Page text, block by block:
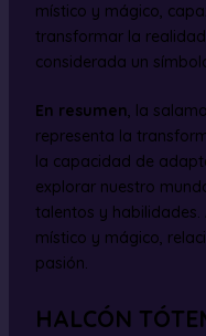
místico y mágico,
transformar la
considerada un
En resumen, la
representa la
la capacidad de
explorar nuestro
talentos y habilidades.
místico y mágico,
pasión.
HALCÓN